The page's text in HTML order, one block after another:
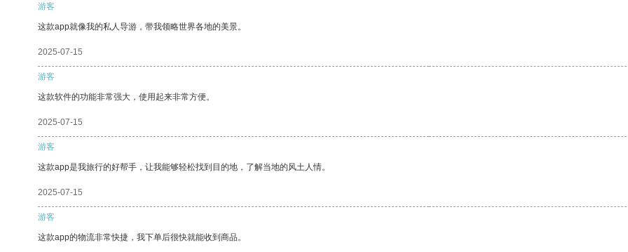
游客
这款app就像我的私人导游，带我领略世界各地的美景。
2025-07-15
游客
这款软件的功能非常强大，使用起来非常方便。
2025-07-15
游客
这款app是我旅行的好帮手，让我能够轻松找到目的地，了解当地的风土人情。
2025-07-15
游客
这款app的物流非常快捷，我下单后很快就能收到商品。